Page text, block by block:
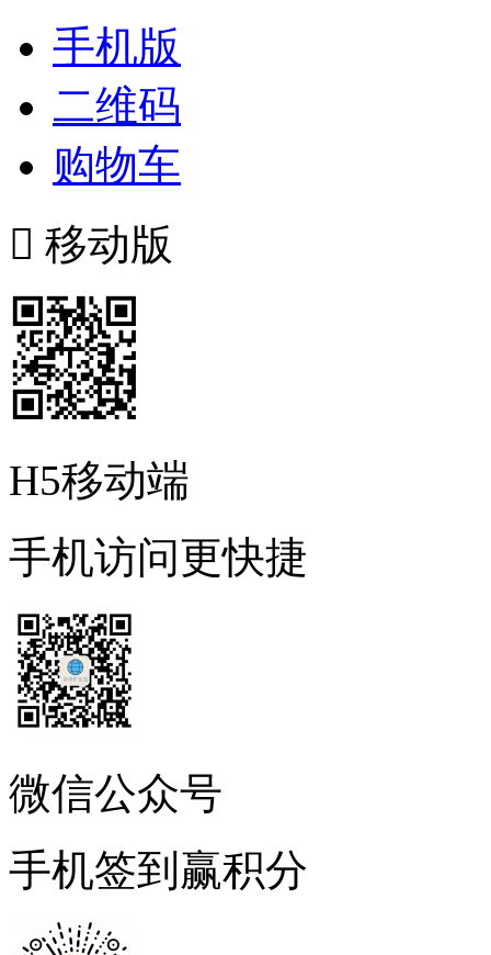
手机版
二维码
购物车
 移动版
H5移动端
手机访问更快捷
微信公众号
手机签到赢积分